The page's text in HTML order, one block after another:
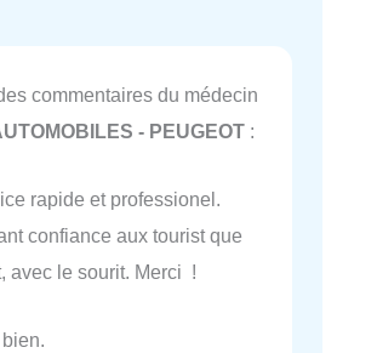
commentaires du médecin
- PEUGEOT :
rapide et professionel.
confiance aux tourist que
avec le sourit. Merci !